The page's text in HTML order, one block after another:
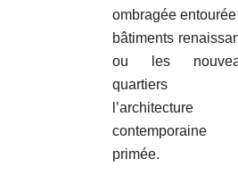
ombragée
bâtiments
ou les
quartiers
l’architecture
contemporaine
primée.